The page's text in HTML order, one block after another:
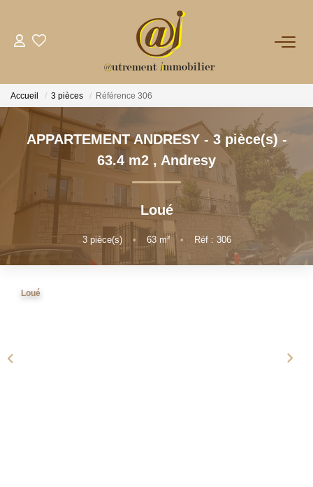
NOTRE AGENCE
LOCATIONS
GESTION
NOS PLUS
Accueil 3 pièces Référence 306
APPARTEMENT ANDRESY - 3 pièce(s) -
63.4 m2 , Andresy
Loué
3pièce(s) • 63m² • Réf : 306
Loué